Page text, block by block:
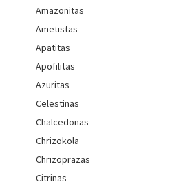
Amazonitas
Ametistas
Apatitas
Apofilitas
Azuritas
Celestinas
Chalcedonas
Chrizokola
Chrizoprazas
Citrinas